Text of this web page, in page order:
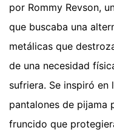
por Rommy Revson,
que buscaba una
metálicas que
de una necesidad
sufriera. Se inspiró en
pantalones de pijama
fruncido que